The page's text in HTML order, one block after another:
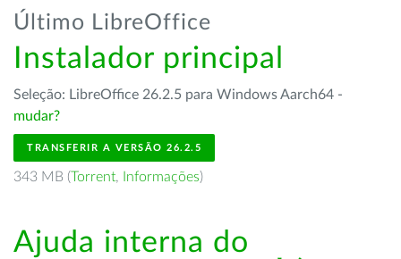
Último LibreOffice
Instalador principal
Seleção: LibreOffice 26.2.5 para Windows Aarch64 -
mudar?
TRANSFERIR A VERSÃO 26.2.5
343 MB (Torrent, Informações)
Ajuda interna do